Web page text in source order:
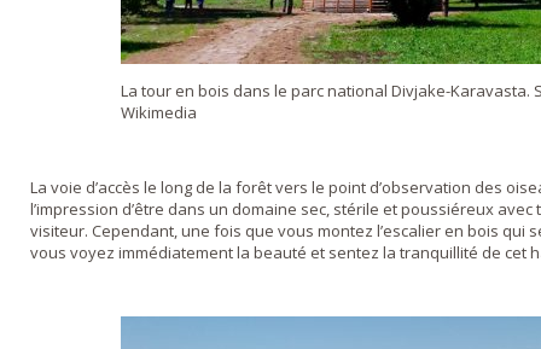
La tour en bois dans le parc national Divjake-Karavasta.
Wikimedia
La voie d’accès le long de la forêt vers le point d’observation des
l’impression d’être dans un domaine sec, stérile et poussiéreux
visiteur. Cependant, une fois que vous montez l’escalier en bois qui
vous voyez immédiatement la beauté et sentez la tranquillité de cet